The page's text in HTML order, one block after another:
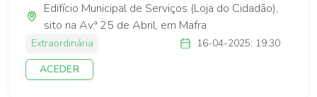
Edifício Municipal de Serviços (Loja do Cidadão),
sito na Av.ª 25 de Abril, em Mafra
Extraordinária
16-04-2025: 19:30
ACEDER